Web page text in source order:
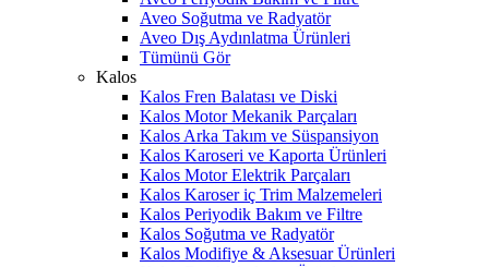
Aveo Soğutma ve Radyatör
Aveo Dış Aydınlatma Ürünleri
Tümünü Gör
Kalos
Kalos Fren Balatası ve Diski
Kalos Motor Mekanik Parçaları
Kalos Arka Takım ve Süspansiyon
Kalos Karoseri ve Kaporta Ürünleri
Kalos Motor Elektrik Parçaları
Kalos Karoser iç Trim Malzemeleri
Kalos Periyodik Bakım ve Filtre
Kalos Soğutma ve Radyatör
Kalos Modifiye & Aksesuar Ürünleri